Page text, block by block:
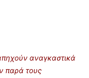
αναγκαστικά
παρά τους